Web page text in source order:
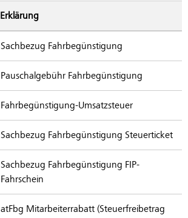
Erklärung
Sachbezug Fahrbegünstigung
Pauschalgebühr Fahrbegünstigung
Fahrbegünstigung-Umsatzsteuer
Sachbezug Fahrbegünstigung Steuerticket
Sachbezug Fahrbegünstigung FIP-
Fahrschein
atFbg Mitarbeiterrabatt (Steuerfreibetrag